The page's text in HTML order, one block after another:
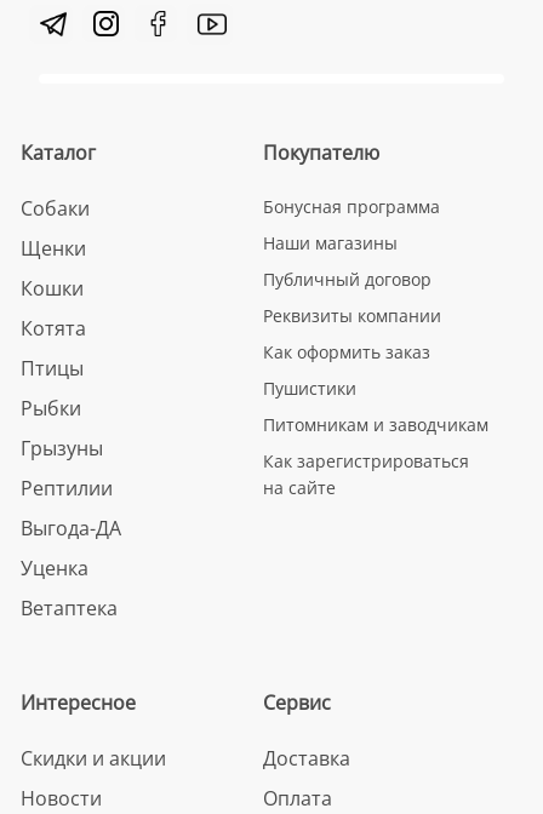
Каталог
Собаки
Щенки
Кошки
Котята
Птицы
Рыбки
Грызуны
Рептилии
Выгода-ДА
Уценка
Ветаптека
Покупателю
Бонусная программа
Наши магазины
Публичный договор
Реквизиты компании
Как оформить заказ
Пушистики
Питомникам и заводчикам
Как зарегистрироваться
на сайте
Интересное
Скидки и акции
Новости
Сервис
Доставка
Оплата